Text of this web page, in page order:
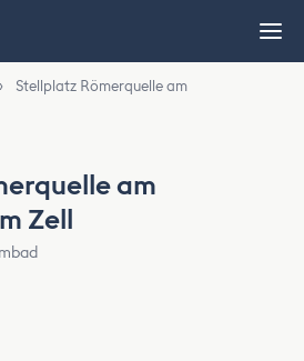
›
Stellplatz Römerquelle am
am
Zell